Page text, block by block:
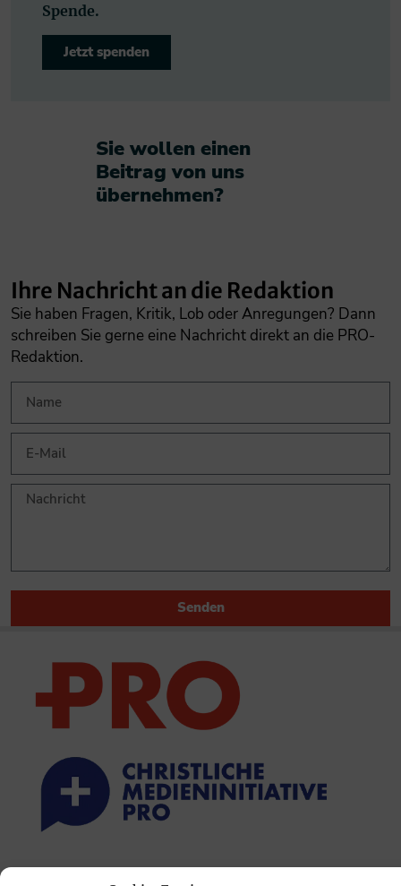
Spende.
Jetzt spenden
Sie wollen einen
Beitrag von uns
übernehmen?​
Ihre Nachricht an die Redaktion
Sie haben Fragen, Kritik, Lob oder Anregungen? Dann
schreiben Sie gerne eine Nachricht direkt an die PRO-
Redaktion.
Senden